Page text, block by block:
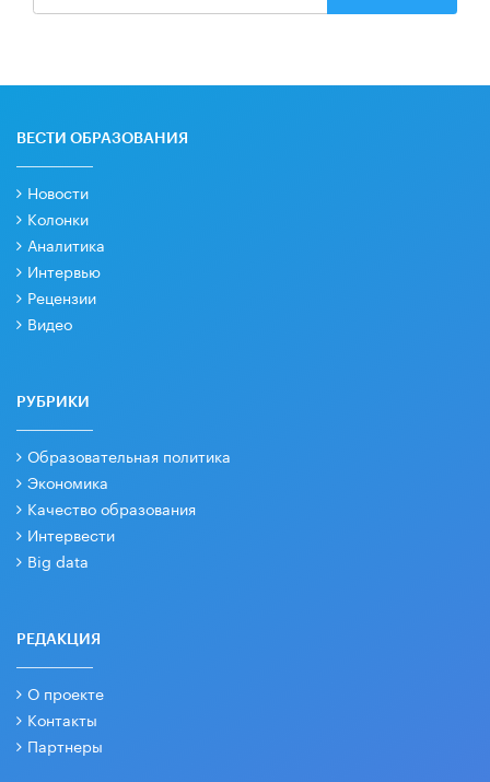
ВЕСТИ ОБРАЗОВАНИЯ
Новости
Колонки
Аналитика
Интервью
Рецензии
Видео
РУБРИКИ
Образовательная политика
Экономика
Качество образования
Интервести
Big data
РЕДАКЦИЯ
О проекте
Контакты
Партнеры